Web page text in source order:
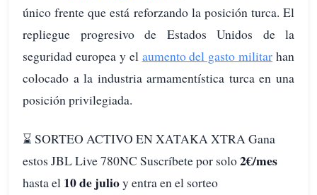
único frente que está reforzando la posición turca. El
repliegue progresivo de Estados Unidos de la
seguridad europea y el aumento del gasto militar han
colocado a la industria armamentística turca en una
posición privilegiada.
⌛️ SORTEO ACTIVO EN XATAKA XTRA Gana
estos JBL Live 780NC Suscríbete por solo2€/mes
hasta el 10 de julioy entra en el sorteo